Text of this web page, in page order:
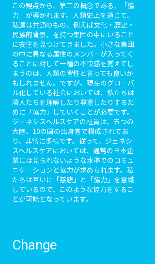
この観点から、第二の概念である、「協
力」が導かれます。人類史上を通じて、
私達は共通のもの、例えば文化・歴史・
民族的背景、を持つ集団の中にいること
に安住を見つけてきました。小さな集団
の中に異なる属性のメンバーが入ってく
ることに対して一種の不快感を覚えてし
まうのは、人類の習性と言っても良いか
もしれません。ですが、現在のグローバ
ル化している社会においては、私たちは
隣人たちを理解したり尊重したりするた
めに「協力」していくことが必要です。
ジェネシスヘルスケアの社員は、五つの
大陸、10の国の出身者で構成されてお
り、非常に多様です。従って、ジェネシ
スヘルスケアにおいては、通常の日本企
業には見られないような水準でのコミュ
ニケーションと協力が求められます。私
たちは互いに「慈悲」と「協力」を意識
しているので、このような協力をするこ
とが可能となっています。
Change